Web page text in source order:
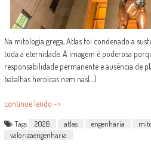
Na mitologia grega, Atlas foi condenado a
toda a eternidade. A imagem é poderosa
responsabilidade permanente e ausência de
batalhas heroicas nem nas[...]
continue lendo ->
Tags 2026 atlas engenharia
valorizaengenharia